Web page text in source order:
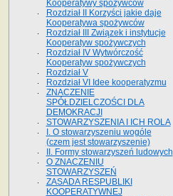
Kooperatywy spożywców
Rozdział II Korzyści jakie daje
Kooperatywa spożywców
Rozdział III Związek i instytucje
Kooperatyw spożywczych
Rozdział IV Wytwórczość
Kooperatyw spożywczych
Rozdział V
Rozdział VI Idee kooperatyzmu
ZNACZENIE
SPÓŁDZIELCZOŚCI DLA
DEMOKRACJI
STOWARZYSZENIA I ICH ROLA
I. O stowarzyszeniu wogóle
(czem jest stowarzyszenie)
II. Formy stowarzyszeń ludowych
O ZNACZENIU
STOWARZYSZEŃ
ZASADA RESPUBLIKI
KOOPERATYWNEJ